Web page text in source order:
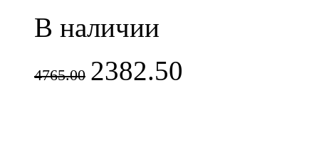
В наличии
4765.00 2382.50